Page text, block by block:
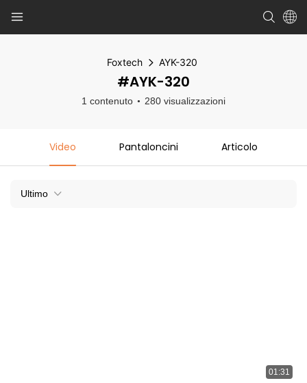
Foxtech AYK-320
#AYK-320
1 contenuto 280 visualizzazioni
Video Pantaloncini Articolo
Ultimo
01:31